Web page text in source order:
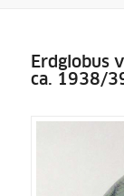
Erdglobus
ca. 1938/